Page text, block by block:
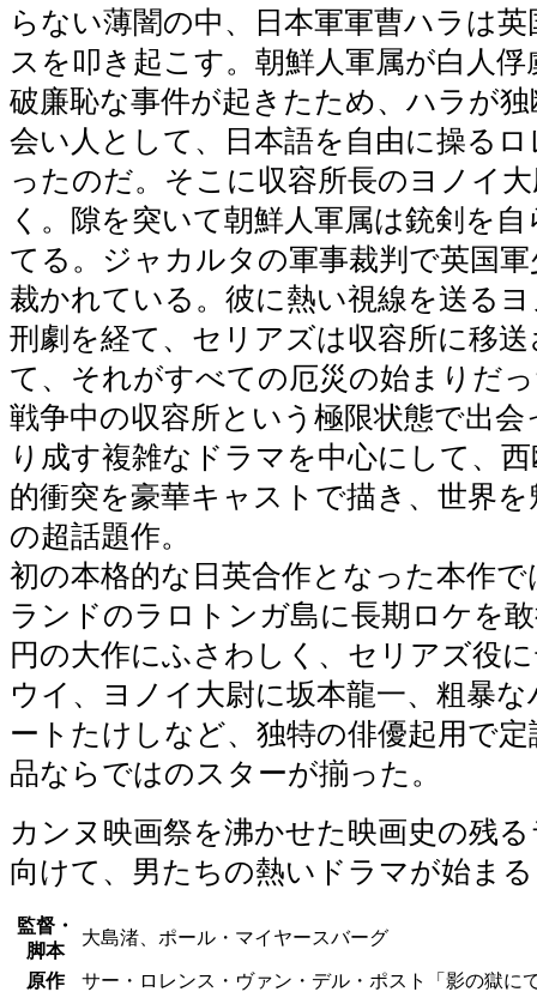
らない薄闇の中、日本軍軍曹ハラは
スを叩き起こす。朝鮮人軍属が白人
破廉恥な事件が起きたため、ハラが
会い人として、日本語を自由に操る
ったのだ。そこに収容所長のヨノイ
く。隙を突いて朝鮮人軍属は銃剣を
てる。ジャカルタの軍事裁判で英国
裁かれている。彼に熱い視線を送る
刑劇を経て、セリアズは収容所に移
て、それがすべての厄災の始まりだ
戦争中の収容所という極限状態で出
り成す複雑なドラマを中心にして、
的衝突を豪華キャストで描き、世界
の超話題作。
初の本格的な日英合作となった本作
ランドのラロトンガ島に長期ロケを
円の大作にふさわしく、セリアズ役
ウイ、ヨノイ大尉に坂本龍一、粗暴
ートたけしなど、独特の俳優起用で
品ならではのスターが揃った。
カンヌ映画祭を沸かせた映画史の残
向けて、男たちの熱いドラマが始ま
監督・
脚本
大島渚、ポール・マイヤースバーグ
原作
サー・ロレンス・ヴァン・デル・ポスト「影の獄に